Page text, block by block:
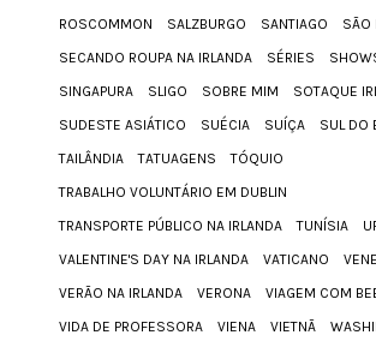
ROSCOMMON
SALZBURGO SANTIAGO
SÃO
SECANDO ROUPA NA IRLANDA
SÉRIES
SINGAPURA
SLIGO SOBRE MIM
SOTAQUE
SUDESTE ASIÁTICO
SUÉCIA SUÍÇA
SUL DO
TAILÂNDIA
TATUAGENS
TÓQUIO
TRABALHO VOLUNTÁRIO EM DUBLIN
TRANSPORTE PÚBLICO NA IRLANDA
TUNÍSIA
VALENTINE'S DAY NA IRLANDA
VATICANO
VERÃO NA IRLANDA
VERONA
VIAGEM COM
VIDA DE PROFESSORA
VIENA VIETNÃ